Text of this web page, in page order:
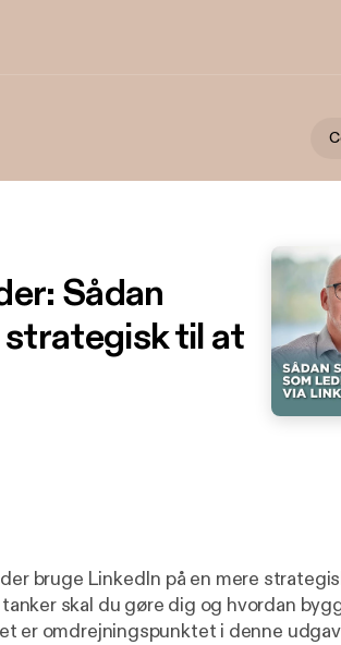
Sådan
til at
bruge LinkedIn på en mere
skal du gøre dig og hvordan
er omdrejningspunktet i denne